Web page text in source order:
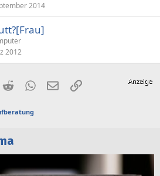
2014
2012
RedditWhatsApp
E-MailLink